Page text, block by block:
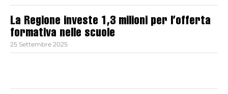
La Regione investe 1,3 milioni per l’offerta
formativa nelle scuole
25 Settembre 2025